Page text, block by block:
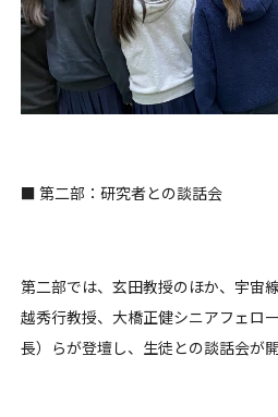
■ 第二部：研究者との談話会
第二部では、玄田教授のほか、宇宙
越秀行教授、大橋正健シニアフェロ
長）らが登壇し、生徒との談話会が開